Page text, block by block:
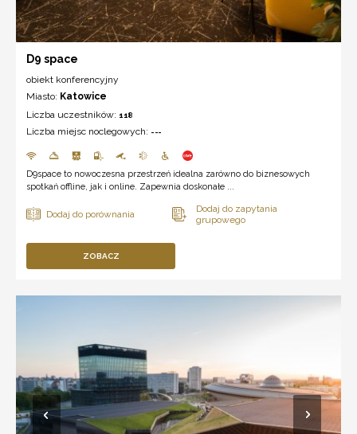
D9 space
obiekt konferencyjny
Miasto: Katowice
Liczba uczestników: 118
Liczba miejsc noclegowych: ---
D9space to nowoczesna przestrzeń idealna zarówno do biznesowych
spotkań offline, jak i online. Zapewnia doskonałe ...
ZOBACZ